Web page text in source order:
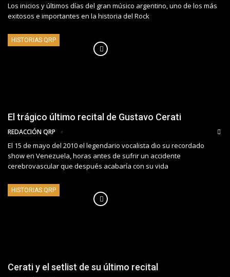
Los inicios y últimos días del gran músico argentino, uno de los más
exitosos e importantes en la historia del Rock
HISTORIAS QRP
El trágico último recital de Gustavo Cerati
REDACCIÓN QRP
El 15 de mayo del 2010 el legendario vocalista dio su recordado
show en Venezuela, horas antes de sufrir un accidente
cerebrovascular que después acabaría con su vida
HISTORIAS QRP
Cerati y el setlist de su último recital